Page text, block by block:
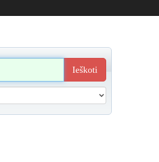
Ieškoti